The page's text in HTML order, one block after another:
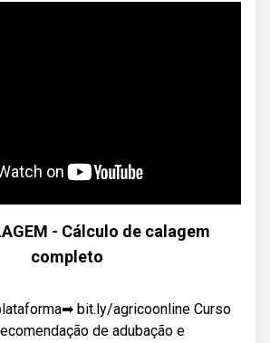
- Cálculo de calagem
completo
bit.ly/agricoonline Curso
de adubação e